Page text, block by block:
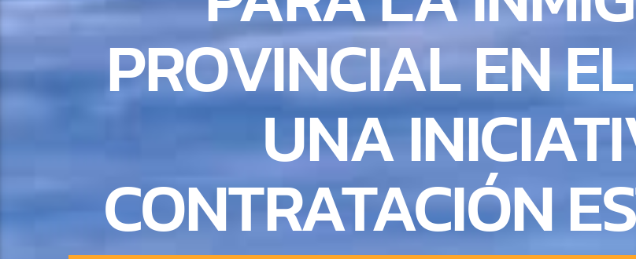
PROVINCIAL EN
UNA
CONTRATACIÓN